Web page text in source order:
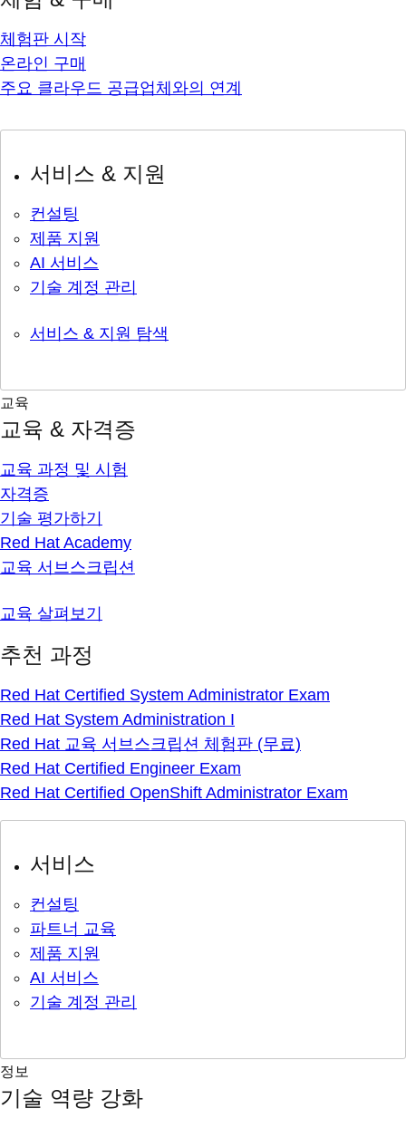
체험판 시작
온라인 구매
주요 클라우드 공급업체와의 연계
서비스 & 지원
컨설팅
제품 지원
AI 서비스
기술 계정 관리
서비스 & 지원 탐색
교육
교육 & 자격증
교육 과정 및 시험
자격증
기술 평가하기
Red Hat Academy
교육 서브스크립션
교육 살펴보기
추천 과정
Red Hat Certified System Administrator Exam
Red Hat System Administration I
Red Hat 교육 서브스크립션 체험판 (무료)
Red Hat Certified Engineer Exam
Red Hat Certified OpenShift Administrator Exam
서비스
컨설팅
파트너 교육
제품 지원
AI 서비스
기술 계정 관리
정보
기술 역량 강화